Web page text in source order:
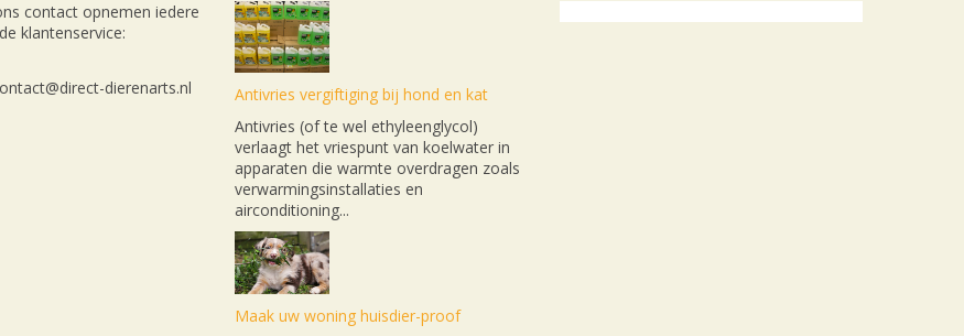
contact opnemen iedere
klantenservice:
dierenarts.nl
Antivries vergiftiging bij hond en kat
Antivries (of te wel ethyleenglycol)
verlaagt het vriespunt van koelwater in
apparaten die warmte overdragen zoals
verwarmingsinstallaties en
airconditioning...
Maak uw woning huisdier-proof